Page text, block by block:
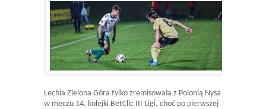
Lechia Zielona Góra tylko zremisowała z Polonią Nysa
w meczu 14. kolejki BetClic III Ligi, choć po pierwszej